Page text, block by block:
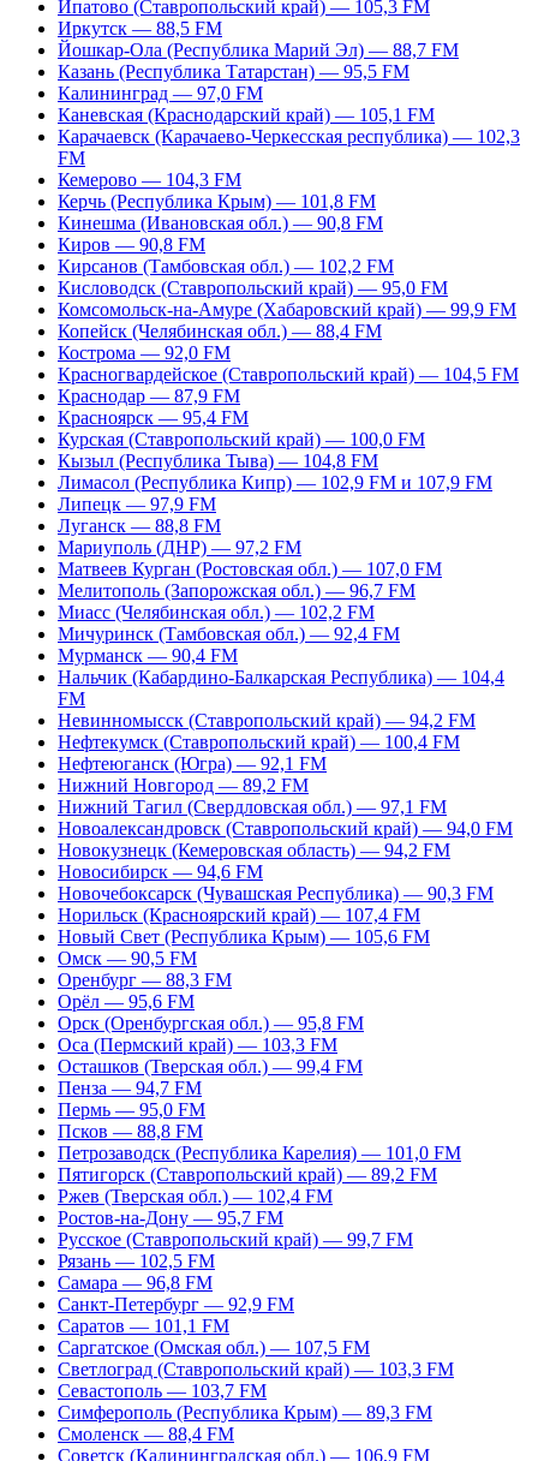
Ипатово (Ставропольский край) — 105,3 FM
Иркутск — 88,5 FM
Йошкар-Ола (Республика Марий Эл) — 88,7 FM
Казань (Республика Татарстан) — 95,5 FM
Калининград — 97,0 FM
Каневская (Краснодарский край) — 105,1 FM
Карачаевск (Карачаево-Черкесская республика) — 102,3
FM
Кемерово — 104,3 FM
Керчь (Республика Крым) — 101,8 FM
Кинешма (Ивановская обл.) — 90,8 FM
Киров — 90,8 FM
Кирсанов (Тамбовская обл.) — 102,2 FM
Кисловодск (Ставропольский край) — 95,0 FM
Комсомольск-на-Амуре (Хабаровский край) — 99,9 FM
Копейск (Челябинская обл.) — 88,4 FM
Кострома — 92,0 FM
Красногвардейское (Ставропольский край) — 104,5 FM
Краснодар — 87,9 FM
Красноярск — 95,4 FM
Курская (Ставропольский край) — 100,0 FM
Кызыл (Республика Тыва) — 104,8 FM
Лимасол (Республика Кипр) — 102,9 FM и 107,9 FM
Липецк — 97,9 FM
Луганск — 88,8 FM
Мариуполь (ДНР) — 97,2 FM
Матвеев Курган (Ростовская обл.) — 107,0 FM
Мелитополь (Запорожская обл.) — 96,7 FM
Миасс (Челябинская обл.) — 102,2 FM
Мичуринск (Тамбовская обл.) — 92,4 FM
Мурманск — 90,4 FM
Нальчик (Кабардино-Балкарская Республика) — 104,4
FM
Невинномысск (Ставропольский край) — 94,2 FM
Нефтекумск (Ставропольский край) — 100,4 FM
Нефтеюганск (Югра) — 92,1 FM
Нижний Новгород — 89,2 FM
Нижний Тагил (Свердловская обл.) — 97,1 FM
Новоалександровск (Ставропольский край) — 94,0 FM
Новокузнецк (Кемеровская область) — 94,2 FM
Новосибирск — 94,6 FM
Новочебоксарск (Чувашская Республика) — 90,3 FM
Норильск (Красноярский край) — 107,4 FM
Новый Свет (Республика Крым) — 105,6 FM
Омск — 90,5 FM
Оренбург — 88,3 FM
Орёл — 95,6 FM
Орск (Оренбургская обл.) — 95,8 FM
Оса (Пермский край) — 103,3 FM
Осташков (Тверская обл.) — 99,4 FM
Пенза — 94,7 FM
Пермь — 95,0 FM
Псков — 88,8 FM
Петрозаводск (Республика Карелия) — 101,0 FM
Пятигорск (Ставропольский край) — 89,2 FM
Ржев (Тверская обл.) — 102,4 FM
Ростов-на-Дону — 95,7 FM
Русское (Ставропольский край) — 99,7 FM
Рязань — 102,5 FM
Самара — 96,8 FM
Санкт-Петербург — 92,9 FM
Саратов — 101,1 FM
Саргатское (Омская обл.) — 107,5 FM
Светлоград (Ставропольский край) — 103,3 FM
Севастополь — 103,7 FM
Симферополь (Республика Крым) — 89,3 FM
Смоленск — 88,4 FM
Советск (Калининградская обл.) — 106,9 FM